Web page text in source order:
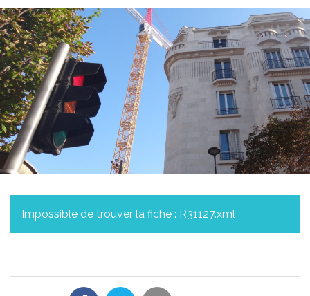
Impossible de trouver la fiche : R31127.xml